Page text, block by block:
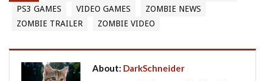
PS3 GAMES
VIDEO GAMES
ZOMBIE NEWS
ZOMBIE TRAILER
ZOMBIE VIDEO
About: DarkSchneider